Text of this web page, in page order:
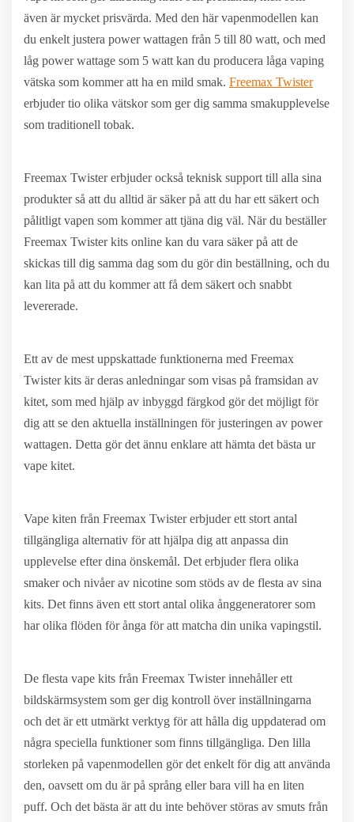
även är mycket prisvärda. Med den här vapenmodellen kan
du enkelt justera power wattagen från 5 till 80 watt, och med
låg power wattage som 5 watt kan du producera låga vaping
vätska som kommer att ha en mild smak. Freemax Twister
erbjuder tio olika vätskor som ger dig samma smakupplevelse
som traditionell tobak.
Freemax Twister erbjuder också teknisk support till alla sina
produkter så att du alltid är säker på att du har ett säkert och
pålitligt vapen som kommer att tjäna dig väl. När du beställer
Freemax Twister kits online kan du vara säker på att de
skickas till dig samma dag som du gör din beställning, och du
kan lita på att du kommer att få dem säkert och snabbt
levererade.
Ett av de mest uppskattade funktionerna med Freemax
Twister kits är deras anledningar som visas på framsidan av
kitet, som med hjälp av inbyggd färgkod gör det möjligt för
dig att se den aktuella inställningen för justeringen av power
wattagen. Detta gör det ännu enklare att hämta det bästa ur
vape kitet.
Vape kiten från Freemax Twister erbjuder ett stort antal
tillgängliga alternativ för att hjälpa dig att anpassa din
upplevelse efter dina önskemål. Det erbjuder flera olika
smaker och nivåer av nicotine som stöds av de flesta av sina
kits. Det finns även ett stort antal olika ånggeneratorer som
har olika flöden för ånga för att matcha din unika vapingstil.
De flesta vape kits från Freemax Twister innehåller ett
bildskärmsystem som ger dig kontroll över inställningarna
och det är ett utmärkt verktyg för att hålla dig uppdaterad om
några speciella funktioner som finns tillgängliga. Den lilla
storleken på vapenmodellen gör det enkelt för dig att använda
den, oavsett om du är på språng eller bara vill ha en liten
puff. Och det bästa är att du inte behöver störas av smuts från